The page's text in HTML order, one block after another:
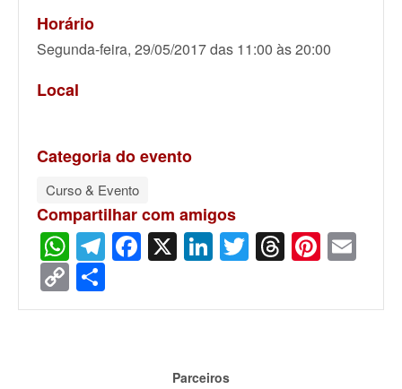
Horário
Segunda-feira, 29/05/2017 das 11:00 às 20:00
Local
Categoria do evento
Curso & Evento
Compartilhar com amigos
WhatsApp
Telegram
Facebook
X LinkedIn
Twitter
Threads
Copy
Link
Parceiros